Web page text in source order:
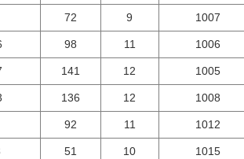
72 9 1007
98 11 1006
141 12 1005
136 12 1008
92 11 1012
51 10 1015